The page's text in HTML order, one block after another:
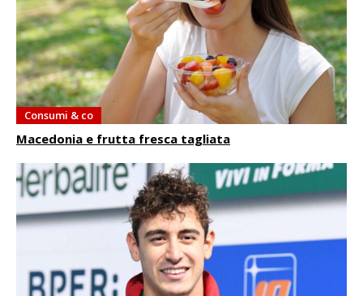
Consumi & co
Macedonia e frutta fresca tagliata